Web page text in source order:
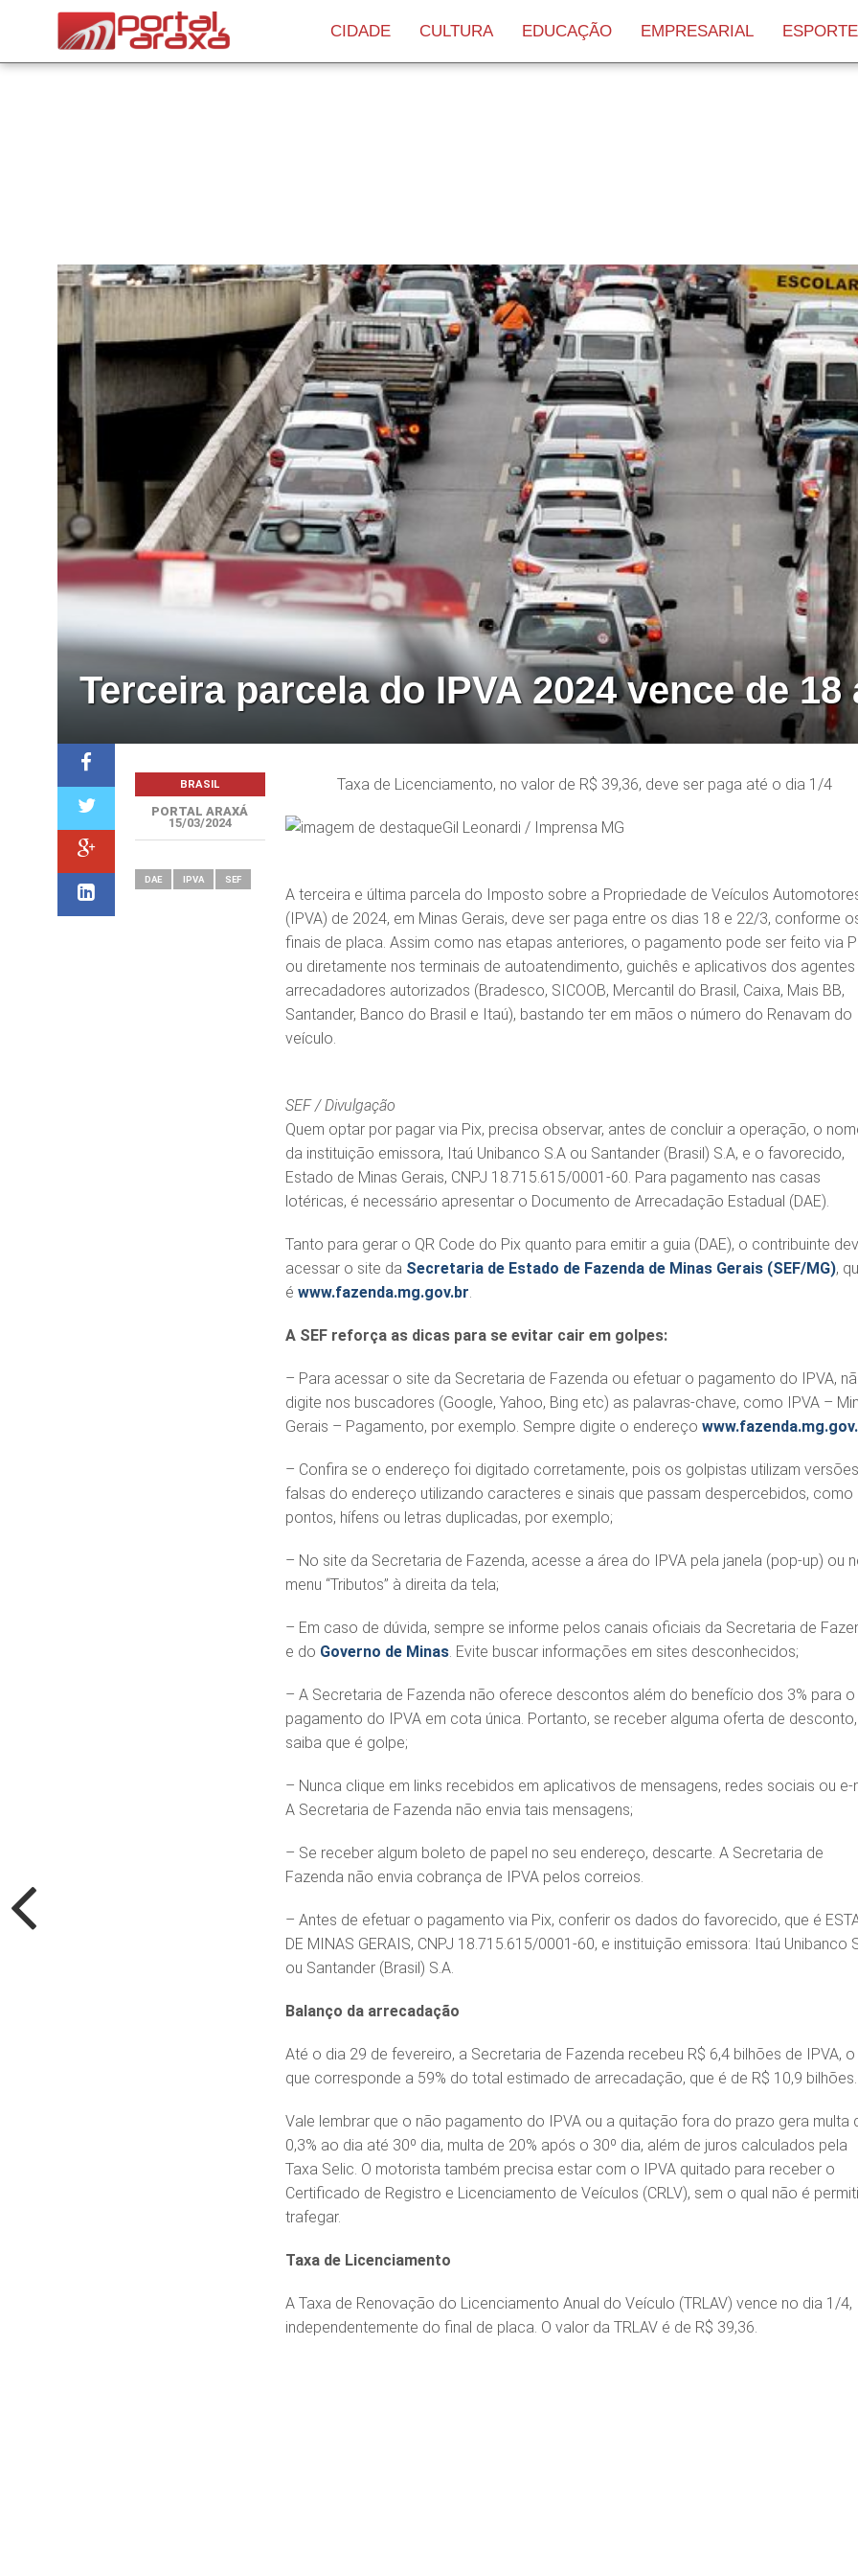
CIDADE CULTURA EDUCAÇÃO EMPRESARIAL ESPORTE
Terceira parcela do IPVA 2024 vence de 18
Taxa de Licenciamento, no valor de R$ 39,36, deve ser paga até o dia 1/4
Gil Leonardi / Imprensa MG
A terceira e última parcela do Imposto sobre a Propriedade de Veículos
(IPVA) de 2024, em Minas Gerais, deve ser paga entre os dias 18 e 22/3, conforme
finais de placa. Assim como nas etapas anteriores, o pagamento pode ser feito via
ou diretamente nos terminais de autoatendimento, guichês e aplicativos dos agentes
arrecadadores autorizados (Bradesco, SICOOB, Mercantil do Brasil, Caixa, Mais BB,
Santander, Banco do Brasil e Itaú), bastando ter em mãos o número do Renavam do
veículo.
SEF / Divulgação
Quem optar por pagar via Pix, precisa observar, antes de concluir a operação, o
da instituição emissora, Itaú Unibanco S.A ou Santander (Brasil) S.A, e o favorecido,
Estado de Minas Gerais, CNPJ 18.715.615/0001-60. Para pagamento nas casas
lotéricas, é necessário apresentar o Documento de Arrecadação Estadual (DAE).
Tanto para gerar o QR Code do Pix quanto para emitir a guia (DAE), o contribuinte
acessar o site da Secretaria de Estado de Fazenda de Minas Gerais (SEF/MG),
éwww.fazenda.mg.gov.br.
A SEF reforça as dicas para se evitar cair em golpes:
– Para acessar o site da Secretaria de Fazenda ou efetuar o pagamento do IPVA,
digite nos buscadores (Google, Yahoo, Bing etc) as palavras-chave, como IPVA –
Gerais – Pagamento, por exemplo. Sempre digite o endereço
– Confira se o endereço foi digitado corretamente, pois os golpistas utilizam
falsas do endereço utilizando caracteres e sinais que passam despercebidos, como
pontos, hífens ou letras duplicadas, por exemplo;
– No site da Secretaria de Fazenda, acesse a área do IPVA pela janela (pop-up) ou
menu “Tributos” à direita da tela;
– Em caso de dúvida, sempre se informe pelos canais oficiais da Secretaria de
e do Governo de Minas. Evite buscar informações em sites desconhecidos;
– A Secretaria de Fazenda não oferece descontos além do benefício dos 3% para o
pagamento do IPVA em cota única. Portanto, se receber alguma oferta de desconto,
saiba que é golpe;
– Nunca clique em links recebidos em aplicativos de mensagens, redes sociais ou e-
A Secretaria de Fazenda não envia tais mensagens;
– Se receber algum boleto de papel no seu endereço, descarte. A Secretaria de
Fazenda não envia cobrança de IPVA pelos correios.
– Antes de efetuar o pagamento via Pix, conferir os dados do favorecido, que é
DE MINAS GERAIS, CNPJ 18.715.615/0001-60, e instituição emissora: Itaú Unibanco
ou Santander (Brasil) S.A.
Balanço da arrecadação
Até o dia 29 de fevereiro, a Secretaria de Fazenda recebeu R$ 6,4 bilhões de IPVA, o
que corresponde a 59% do total estimado de arrecadação, que é de R$ 10,9 bilhões.
Vale lembrar que o não pagamento do IPVA ou a quitação fora do prazo gera multa
0,3% ao dia até 30º dia, multa de 20% após o 30º dia, além de juros calculados pela
Taxa Selic. O motorista também precisa estar com o IPVA quitado para receber o
Certificado de Registro e Licenciamento de Veículos (CRLV), sem o qual não é
trafegar.
Taxa de Licenciamento
A Taxa de Renovação do Licenciamento Anual do Veículo (TRLAV) vence no dia 1/4,
independentemente do final de placa. O valor da TRLAV é de R$ 39,36.
BRASIL
PORTAL ARAXÁ
15/03/2024
DAE IPVA SEF